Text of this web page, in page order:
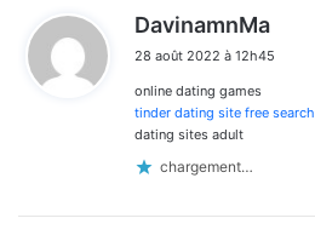
DavinamnMa
t
:
28 août 2022 à 12h45
online dating games
tinder dating site free search
dating sites adult
chargement…